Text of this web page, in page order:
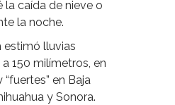
la caída de nieve o
la noche.
estimó lluvias
a 150 milímetros, en
“fuertes” en Baja
y Sonora.